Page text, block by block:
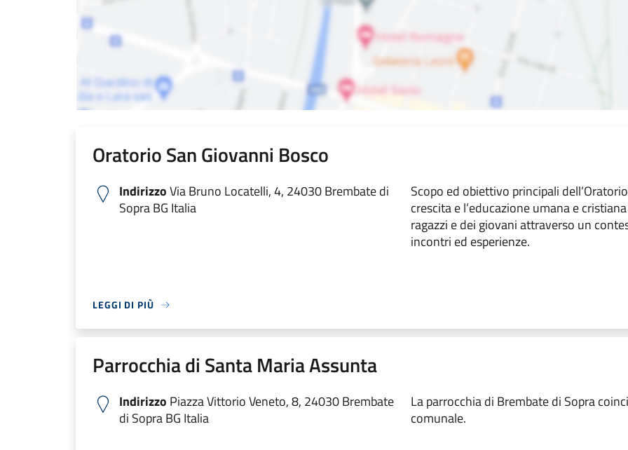
Oratorio San Giovanni Bosco
IndirizzoVia Bruno Locatelli, 4, 24030 Brembate di
Sopra BG Italia
Scopo ed obiettivo principali
crescita e l’educazione umana e
ragazzi e dei giovani attraverso un
incontri ed esperienze.
LEGGI DI PIÙ
Parrocchia di Santa Maria Assunta
Indirizzo Piazza Vittorio Veneto, 8, 24030 Brembate
di Sopra BG Italia
La parrocchia di Brembate di Sopra
comunale.